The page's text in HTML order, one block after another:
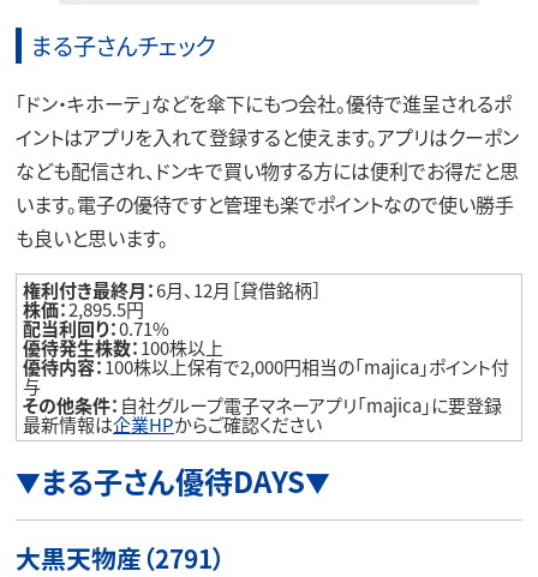
まる子さんチェック
「ドン・キホーテ」などを傘下にもつ会社。優待で進呈されるポ
イントはアプリを入れて登録すると使えます。アプリはクーポン
なども配信され、ドンキで買い物する方には便利でお得だと思
います。電子の優待ですと管理も楽でポイントなので使い勝手
も良いと思います。
権利付き最終月：6月、12月［貸借銘柄］
株価：2,895.5円
配当利回り：0.71%
優待発生株数：100株以上
優待内容：100株以上保有で2,000円相当の「majica」ポイント付
与
その他条件： 自社グループ電子マネーアプリ「majica」に要登録
最新情報は企業HPからご確認ください
▼まる子さん優待DAYS▼
大黒天物産（2791）